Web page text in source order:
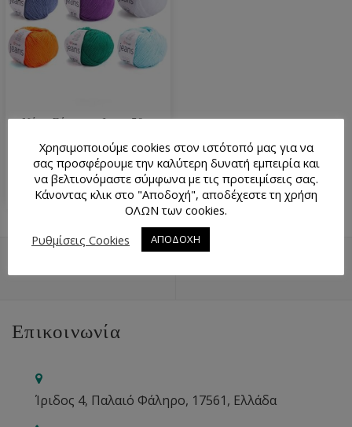
Νήμα Σύμμικτο Jeans 50gr
2.30€
Επικοινωνία
Ίριδος 4, Παλαιό Φάληρο, 17561, Ελλάδα
Χρησιμοποιούμε cookies στον ιστότοπό μας για να
σας προσφέρουμε την καλύτερη δυνατή εμπειρία και
να βελτιονόμαστε σύμφωνα με τις προτειμίσεις σας.
Κάνοντας κλικ στο "Αποδοχή", αποδέχεστε τη χρήση
ΟΛΩΝ των cookies.
Ρυθμίσεις Cookies
ΑΠΟΔΟΧΗ